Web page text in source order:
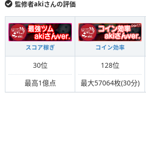
監修者akiさんの評価
スコア稼ぎ コイン効率
30位
最高1億点
128位
最大57064枚(30分)